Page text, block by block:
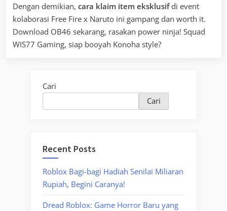
Dengan demikian, cara klaim item eksklusifdi event
kolaborasi Free Fire x Naruto ini gampang dan worth it.
Download OB46 sekarang, rasakan power ninja! Squad
WIS77 Gaming, siap booyah Konoha style?
Cari
Cari
Recent Posts
Roblox Bagi-bagi Hadiah Senilai Miliaran
Rupiah, Begini Caranya!
Dread Roblox: Game Horror Baru yang